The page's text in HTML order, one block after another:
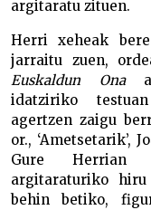
argitaratu zituen.
Herri xeheak
jarraitu zuen,
Euskaldun Ona
idatziriko
agertzen zaigu
or., ‘Ametsetarik’,
Gure Herrian
argitaraturiko
behin betiko,